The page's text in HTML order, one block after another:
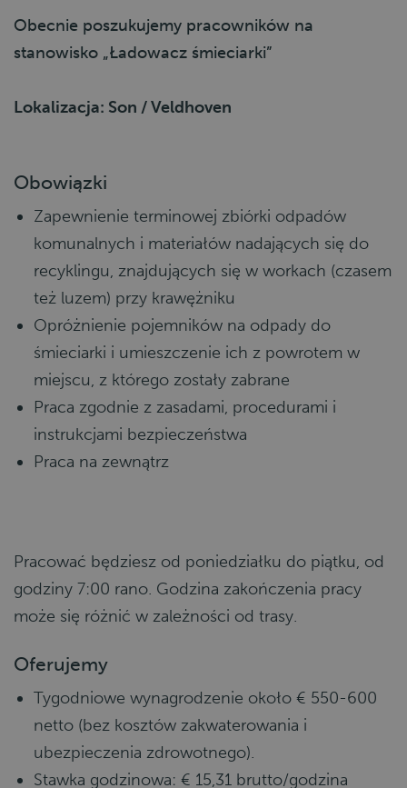
Obecnie poszukujemy pracowników na
stanowisko „Ładowacz śmieciarki”
Lokalizacja: Son / Veldhoven
Obowiązki
Zapewnienie terminowej zbiórki odpadów
komunalnych i materiałów nadających się do
recyklingu, znajdujących się w workach (czasem
też luzem) przy krawężniku
Opróżnienie pojemników na odpady do
śmieciarki i umieszczenie ich z powrotem w
miejscu, z którego zostały zabrane
Praca zgodnie z zasadami, procedurami i
instrukcjami bezpieczeństwa
Praca na zewnątrz
Pracować będziesz od poniedziałku do piątku, od
godziny 7:00 rano. Godzina zakończenia pracy
może się różnić w zależności od trasy.
Oferujemy
Tygodniowe wynagrodzenie około € 550-600
netto (bez kosztów zakwaterowania i
ubezpieczenia zdrowotnego).
Stawka godzinowa: € 15,31 brutto/godzina